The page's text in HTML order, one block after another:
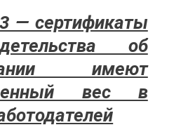
сертификаты
об
имеют
вес в